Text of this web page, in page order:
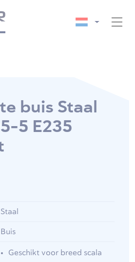
buis Staal
5 E235
Staal
Buis
Geschikt voor breed scala